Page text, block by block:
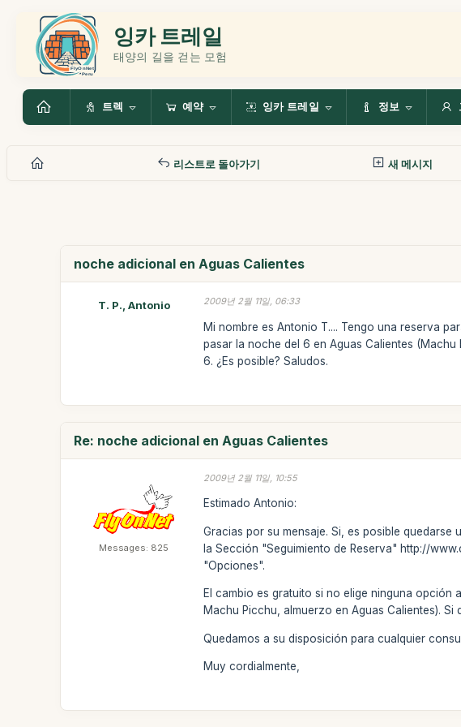
잉카 트레일
태양의 길을 걷는 모험
트렉 예약 잉카 트레일 정보
리스트로 돌아가기 새 메시지
noche adicional en Aguas Calientes
T. P., Antonio 2009년 2월 11일, 06:33
Mi nombre es Antonio T.... Tengo una reserva
pasar la noche del 6 en Aguas Calientes
6. ¿Es posible? Saludos.
Re: noche adicional en Aguas Calientes
Messages: 825
2009년 2월 11일, 10:55
Estimado Antonio:
Gracias por su mensaje. Si, es posible
la Sección "Seguimiento de Reserva" http://
"Opciones".
El cambio es gratuito si no elige ninguna
Machu Picchu, almuerzo en Aguas Calientes).
Quedamos a su disposición para cualquier
Muy cordialmente,